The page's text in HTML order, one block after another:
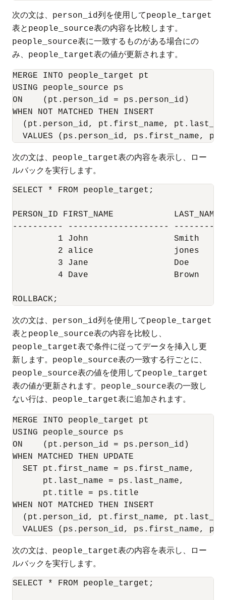
次の文は、 person_id列を使用してpeople_target
表と people_source表の内容を比較します。
people_source表に一致するものがある場合にの
み、
people_target表の値が更新されます。
MERGE INTO people_target pt
USING people_source ps
ON    (pt.person_id = ps.person_id)
WHEN NOT MATCHED THEN INSERT
(pt.person_id, pt.first_name,
VALUES (ps.person_id, ps.first_name,
次の文は、 people_target表の内容を表示し、ロー
ルバックを実行します。
SELECT * FROM people_target;
PERSON_ID FIRST_NAME		LAST_NAME	     TITLE
---------- --------------------
ROLLBACK;
次の文は、 person_id列を使用してpeople_target
表と people_source表の内容を比較し、
people_target表で条件に従ってデータを挿入し更
新します。
people_source表の一致する行ごとに、
people_source表の値を使用してpeople_target
表の値が更新されます。 people_source表の一致し
ない行は、
people_target表に追加されます。
MERGE INTO people_target pt
USING people_source ps
ON    (pt.person_id = ps.person_id)
WHEN MATCHED THEN UPDATE
  SET pt.first_name = ps.first_name,
      pt.last_name = ps.last_name,
      pt.title = ps.title
WHEN NOT MATCHED THEN INSERT
(pt.person_id, pt.first_name,
VALUES (ps.person_id, ps.first_name,
次の文は、 people_target表の内容を表示し、ロー
ルバックを実行します。
SELECT * FROM people_target;